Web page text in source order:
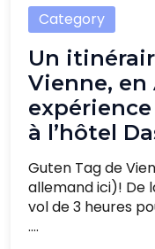
Category
Un
Vienne,
à l’hôtel
Guten Tag de
allemand ici)! De
vol de 3 heures
....